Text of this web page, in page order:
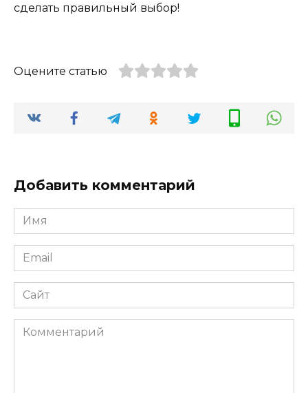
сделать правильный выбор!
Оцените статью
Добавить комментарий
Имя
*
Email
*
Сайт
Комментарий